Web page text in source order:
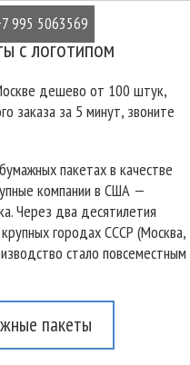
995 5063569
с логотипом
дешево от 100 штук,
заказа за 5 минут, звоните
пакетах в качестве
компании в США —
Через два десятилетия
городах СССР (Москва,
стало повсеместным
пакеты